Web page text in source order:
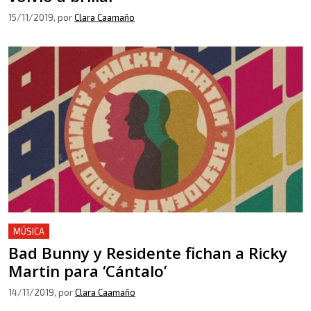
15/11/2019, porClara Caamaño
MÚSICA
Bad Bunny y Residente fichan a Ricky
Martin para ‘Cántalo’
14/11/2019, porClara Caamaño